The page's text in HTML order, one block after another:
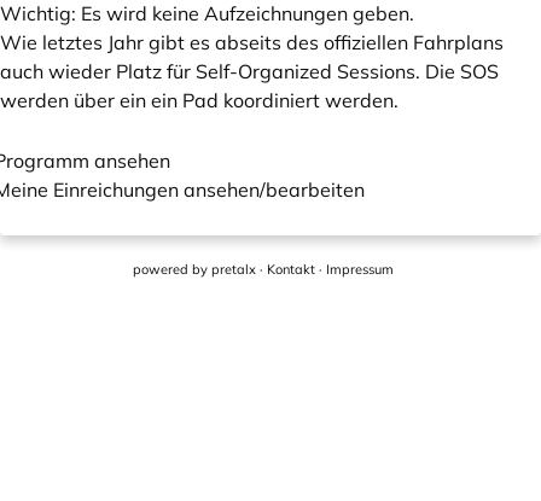
Wichtig: Es wird keine Aufzeichnungen geben.
Wie letztes Jahr gibt es abseits des offiziellen Fahrplans
auch wieder Platz für Self-Organized Sessions. Die SOS
werden über ein ein Pad koordiniert werden.
Einreichungen ansehen/bearbeiten
ansehen
powered by pretalx · Kontakt · Impressum